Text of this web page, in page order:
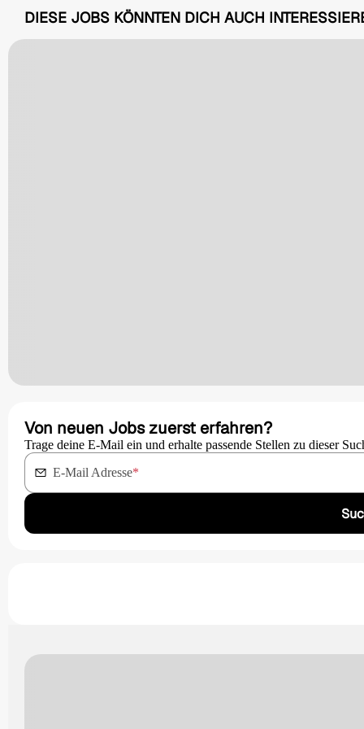
DIESE JOBS KÖNNTEN DICH AUCH
Von neuen Jobs zuerst erfahren?
Trage deine E-Mail ein und erhalte passende Stellen zu dieser
E-Mail Adresse*